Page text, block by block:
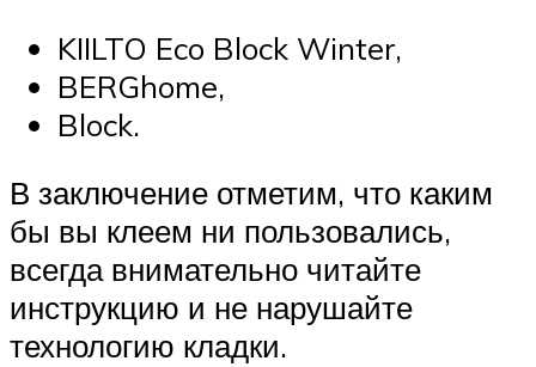
KIILTO Eco Block Winter,
BERGhome,
Block.
В заключение отметим, что каким
бы вы клеем ни пользовались,
всегда внимательно читайте
инструкцию и не нарушайте
технологию кладки.